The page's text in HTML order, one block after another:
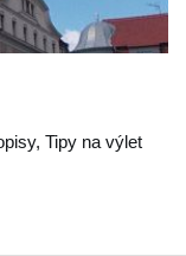
Tipy na výlet